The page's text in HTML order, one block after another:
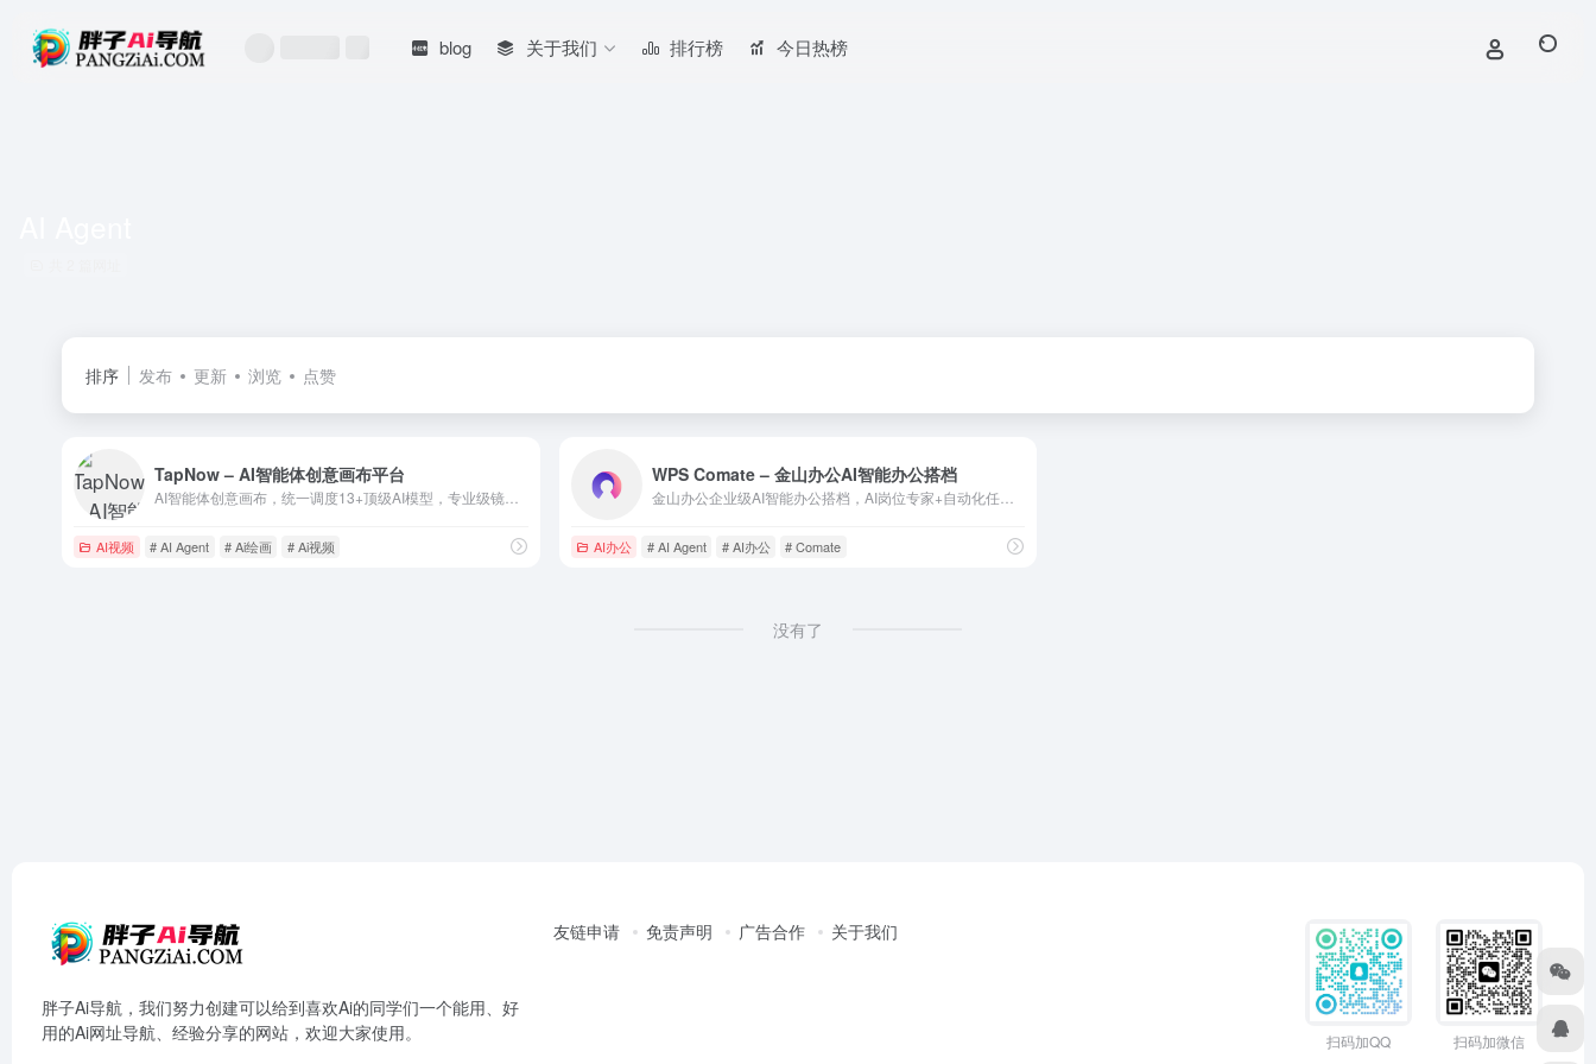
blog 关于我们 排行榜 今日热榜
排序 发布 更新 浏览 点赞
TapNow – AI智能体创意画布平台
AI视频 # AI Agent # Ai绘画 # Ai视频
WPS Comate – 金山办公AI智能办公搭档
金山办公企业级AI智能办公搭档，AI岗位专家+自动化任务+Skill技能生态+Wiki知识库，将个体经验转化为组织能力。
AI办公 # AI Agent # AI办公 # Comate
没有了
胖子Ai导航，我们努力创建可以给到喜欢Ai的同学们一个能用、好
用的Ai网址导航、经验分享的网站，欢迎大家使用。
友链申请 免责声明 广告合作 关于我们
扫码加QQ 扫码加微信